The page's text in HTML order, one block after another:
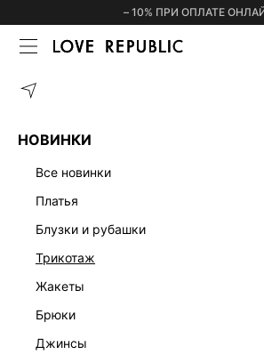
– 10% ПРИ ОПЛАТЕ
НОВИНКИ
все новинки
платья
блузки и рубашки
трикотаж
жакеты
брюки
джинсы
ГЛАВНАЯ